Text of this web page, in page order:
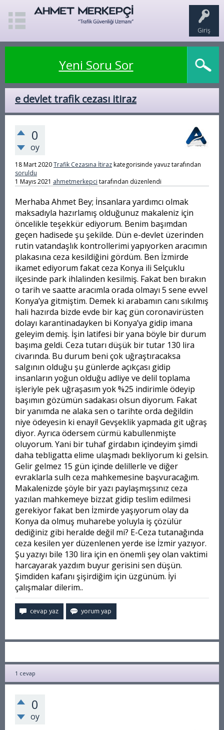
Giriş
Yeni Soru Sor
e devlet trafik cezası itiraz
0
oy
18 Mart 2020Trafik Cezasına İtirazkategorisinde yavuztarafından
soruldu
1 Mayıs 2021 ahmetmerkepci tarafından düzenlendi
Merhaba Ahmet Bey; İnsanlara yardımcı olmak
maksadıyla hazırlamış olduğunuz makaleniz için
öncelikle teşekkür ediyorum. Benim başımdan
geçen hadisede şu şekilde. Dün e-devlet üzerinden
rutin vatandaşlık kontrollerimi yapıyorken aracımın
plakasına ceza kesildiğini gördüm. Ben İzmirde
ikamet ediyorum fakat ceza Konya ili Selçuklu
ilçesinde park ihlalinden kesilmiş. Fakat ben bırakın
o tarih ve saatte aracımla orada olmayı 5 sene evvel
Konya’ya gitmiştim. Demek ki arabamın canı sıkılmış
hali hazırda bizde evde bir kaç gün coronavirüsten
dolayı karantinadayken bi Konya’ya gidip imana
geleyim demiş. İşin latifesi bir yana böyle bir durum
başıma geldi. Ceza tutarı düşük bir tutar 130 lira
civarında. Bu durum beni çok uğraştıracaksa
salgının olduğu şu günlerde açıkçası gidip
insanların yoğun olduğu adliye ve delil toplama
işleriyle pek uğraşasım yok %25 indirimle ödeyip
başımın gözümün sadakası olsun diyorum. Fakat
bir yanımda ne alaka sen o tarihte orda değildin
niye ödeyesin ki enayi! Gevşeklik yapmada git uğraş
diyor. Ayrıca ödersem cürmü kabullenmişte
oluyorum. Yani bir tuhaf girdabın içindeyim şimdi
daha tebligatta elime ulaşmadı bekliyorum ki gelsin.
Gelir gelmez 15 gün içinde delillerle ve diğer
evraklarla sulh ceza mahkemesine başvuracağım.
Makalenizde şöyle bir yazı paylaşmışsınız ceza
yazılan mahkemeye bizzat gidip teslim edilmesi
gerekiyor fakat ben İzmirde yaşıyorum olay da
Konya da olmuş muharebe yoluyla iş çözülür
dediğiniz gibi heralde değil mi? E-Ceza tutanağında
ceza kesilen yer düzenlenen yerde ise İzmir yazıyor.
Şu yazıyı bile 130 lira için en önemli şey olan vaktimi
harcayarak yazdım buyur gerisini sen düşün.
Şimdiden kafanı şişirdiğim için üzgünüm. İyi
çalışmalar dilerim..
1 cevap
0
oy